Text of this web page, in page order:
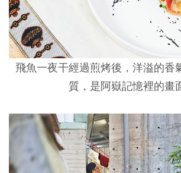
飛魚一夜干經過煎烤後，洋溢的香
質，是阿嶽記憶裡的畫